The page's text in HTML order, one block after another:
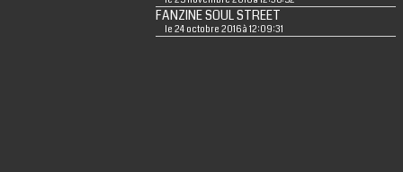
FANZINE SOUL STREET
le 24 octobre 2016 à 12:09:31